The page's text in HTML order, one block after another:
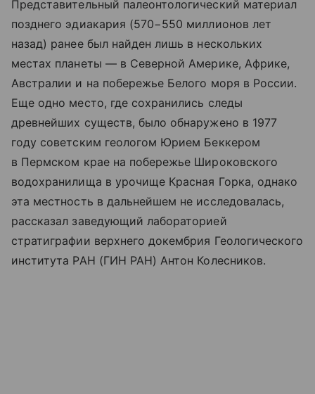
Представительный палеонтологический материал
позднего эдиакария (570−550 миллионов лет
назад) ранее был найден лишь в нескольких
местах планеты — в Северной Америке, Африке,
Австралии и на побережье Белого моря в России.
Еще одно место, где сохранились следы
древнейших существ, было обнаружено в 1977
году советским геологом Юрием Беккером
в Пермском крае на побережье Широковского
водохранилища в урочище Красная Горка, однако
эта местность в дальнейшем не исследовалась,
рассказал заведующий лабораторией
стратиграфии верхнего докембрия Геологического
института РАН (ГИН РАН) Антон Колесников.